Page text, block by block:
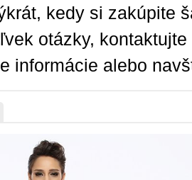
kedy si zakúpite
otázky,
informácie alebo